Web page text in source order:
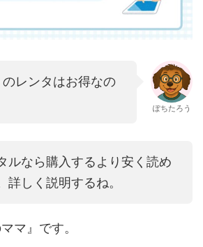
レンタはお得なの
ぽちたろう
ルなら購入するより安く読め
詳しく説明するね。
マ』です。